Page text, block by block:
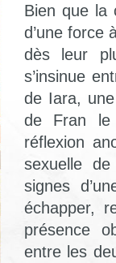
Bien que la
d’une force
dès leur
s’insinue
de Iara,
de Fran le
réflexion
sexuelle
signes
échapper,
présence
entre les